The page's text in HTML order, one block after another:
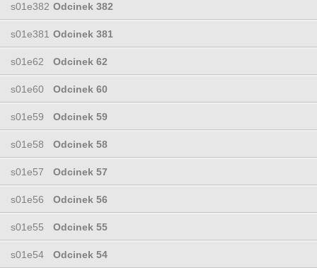
s01e382 Odcinek 382
s01e381 Odcinek 381
s01e62 Odcinek 62
s01e60 Odcinek 60
s01e59 Odcinek 59
s01e58 Odcinek 58
s01e57 Odcinek 57
s01e56 Odcinek 56
s01e55 Odcinek 55
s01e54 Odcinek 54